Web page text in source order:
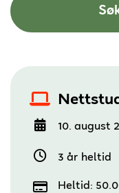
10. august
3 år heltid
Heltid: